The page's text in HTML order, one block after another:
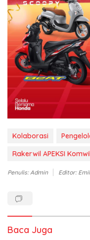
Kolaborasi
Rakerwil APEKSI
Penulis: Admin Editor:
Baca Juga